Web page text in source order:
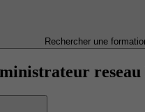
Rechercher une
reseau